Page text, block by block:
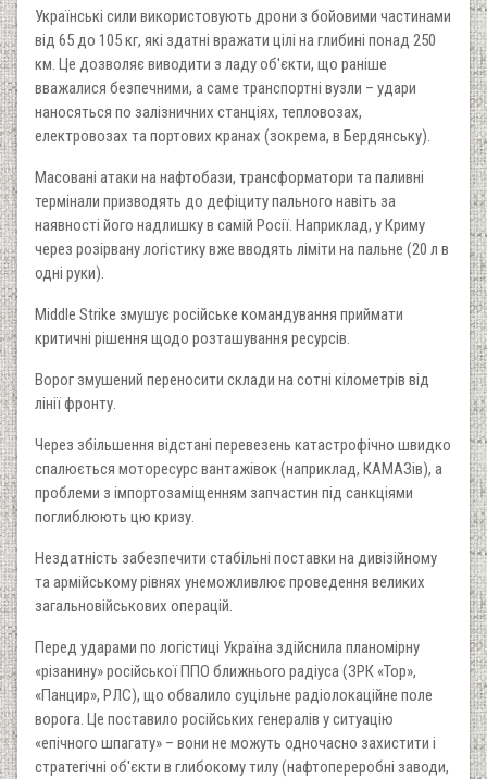
Українські сили використовують дрони з бойовими частинами
від 65 до 105 кг, які здатні вражати цілі на глибині понад 250
км. Це дозволяє виводити з ладу об'єкти, що раніше
вважалися безпечними, а саме транспортні вузли – удари
наносяться по залізничних станціях, тепловозах,
електровозах та портових кранах (зокрема, в Бердянську).
Масовані атаки на нафтобази, трансформатори та паливні
термінали призводять до дефіциту пального навіть за
наявності його надлишку в самій Росії. Наприклад, у Криму
через розірвану логістику вже вводять ліміти на пальне (20 л в
одні руки).
Middle Strike змушує російське командування приймати
критичні рішення щодо розташування ресурсів.
Ворог змушений переносити склади на сотні кілометрів від
лінії фронту.
Через збільшення відстані перевезень катастрофічно швидко
спалюється моторесурс вантажівок (наприклад, КАМАЗів), а
проблеми з імпортозаміщенням запчастин під санкціями
поглиблюють цю кризу.
Нездатність забезпечити стабільні поставки на дивізійному
та армійському рівнях унеможливлює проведення великих
загальновійськових операцій.
Перед ударами по логістиці Україна здійснила планомірну
«різанину» російської ППО ближнього радіуса (ЗРК «Тор»,
«Панцир», РЛС), що обвалило суцільне радіолокаційне поле
ворога. Це поставило російських генералів у ситуацію
«епічного шпагату» – вони не можуть одночасно захистити і
стратегічні об'єкти в глибокому тилу (нафтопереробні заводи,